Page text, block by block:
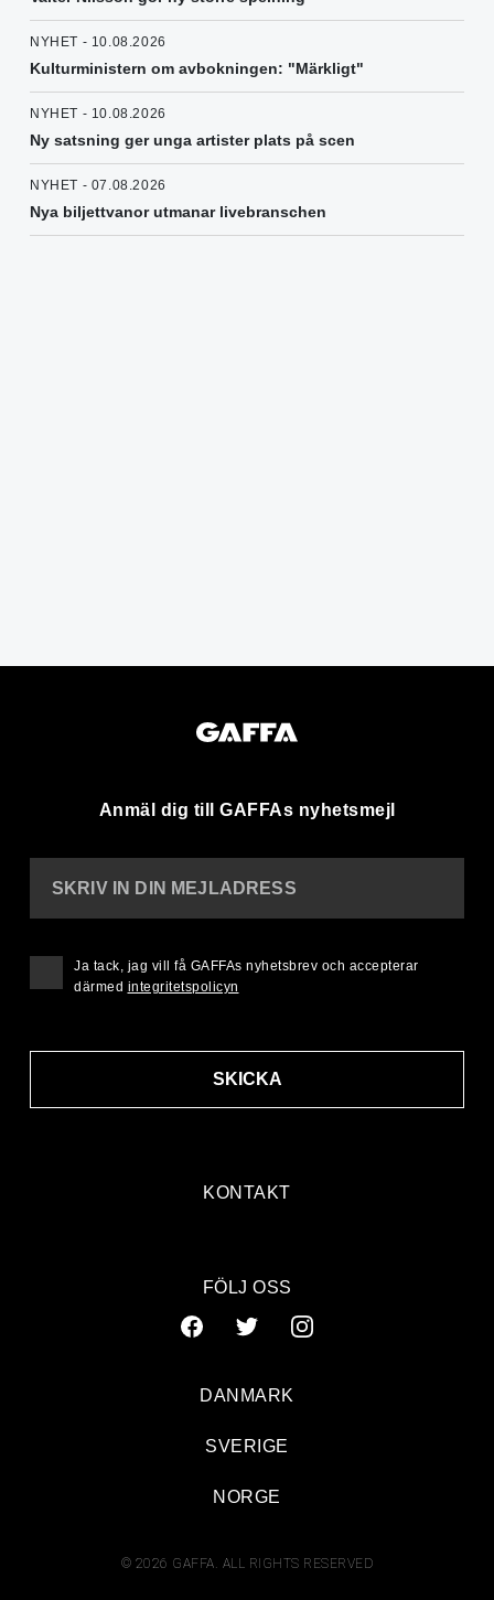
NYHET - 10.08.2026
Kulturministern om avbokningen: "Märkligt"
NYHET - 10.08.2026
Ny satsning ger unga artister plats på scen
NYHET - 07.08.2026
Nya biljettvanor utmanar livebranschen
Anmäl dig till GAFFAs nyhetsmejl
KONTAKT
SKRIV IN DIN MEJLADRESS
SKICKA
Ja tack, jag vill få GAFFAs nyhetsbrev och accepterar
därmed integritetspolicyn
FÖLJ OSS
© 2026 GAFFA. ALL RIGHTS RESERVED
DANMARK
SVERIGE
NORGE